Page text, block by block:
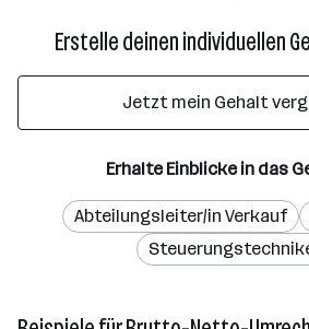
Erstelle deinen individuellen
Jetzt mein Gehalt
Erhalte Einblicke in das
Abteilungsleiter/in Verkauf